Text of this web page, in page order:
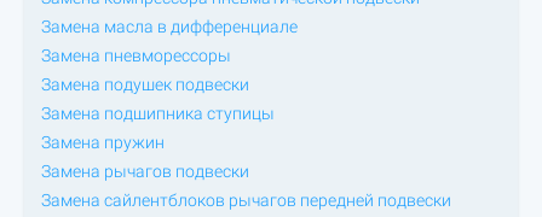
Замена масла в дифференциале
Замена пневморессоры
Замена подушек подвески
Замена подшипника ступицы
Замена пружин
Замена рычагов подвески
Замена сайлентблоков рычагов передней подвески